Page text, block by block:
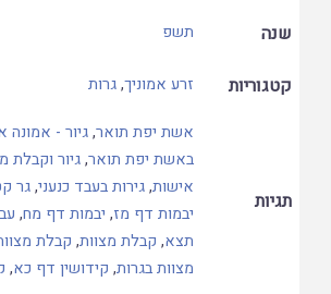
שנה תשפ
קטגוריות זרע אמוניך,גרות
תגיות
אשת יפת תואר,גיור - אמונה
באשת יפת תואר,גיור וקבלת
אישות,גירות בעבד כנעני,גר
יבמות דף מז, יבמות דף מח,
תצא, קבלת מצוות, קבלת
מצוות בגרות, קידושין דף כא,